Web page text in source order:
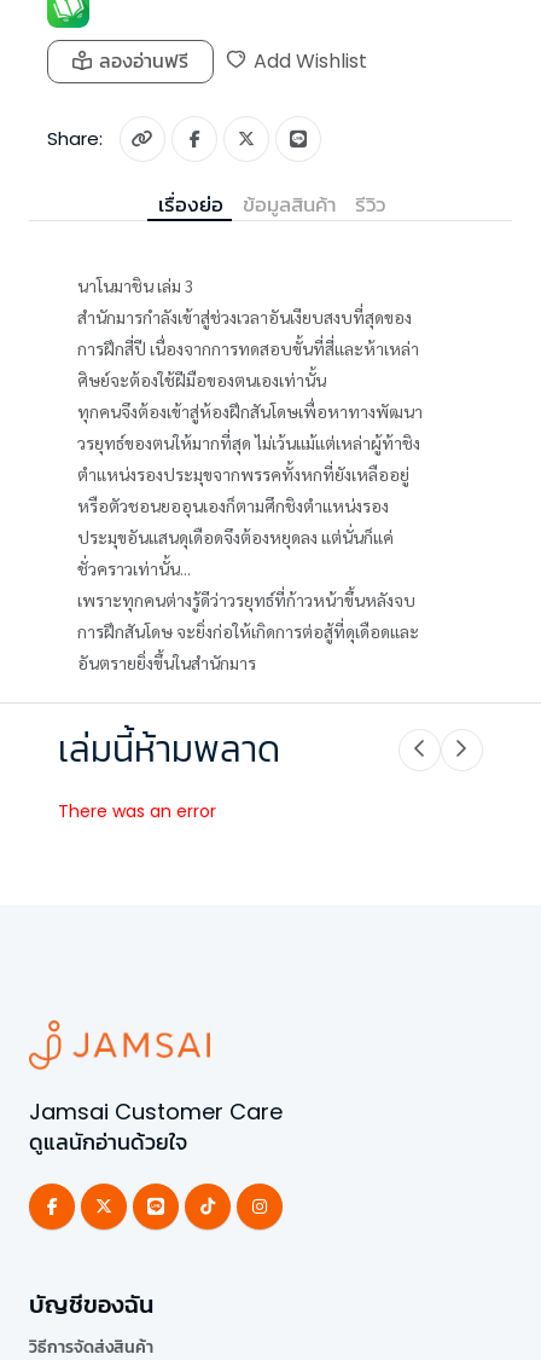
ลองอ่านฟรี Add Wishlist
Share:
เรื่องย่อ ข้อมูลสินค้า รีวิว
นาโนมาชิน เล่ม 3
สำนักมารกำลังเข้าสู่ช่วงเวลาอันเงียบสงบที่สุดของ
การฝึกสี่ปี เนื่องจากการทดสอบขั้นที่สี่และห้าเหล่า
ศิษย์จะต้องใช้ฝีมือของตนเองเท่านั้น
ทุกคนจึงต้องเข้าสู่ห้องฝึกสันโดษเพื่อหาทางพัฒนา
วรยุทธ์ของตนให้มากที่สุด ไม่เว้นแม้แต่เหล่าผู้ท้าชิง
ตำแหน่งรองประมุขจากพรรคทั้งหกที่ยังเหลืออยู่
หรือตัวชอนยออุนเองก็ตามศึกชิงตำแหน่งรอง
ประมุขอันแสนดุเดือดจึงต้องหยุดลง แต่นั่นก็แค่
ชั่วคราวเท่านั้น...
เพราะทุกคนต่างรู้ดีว่าวรยุทธ์ที่ก้าวหน้าขึ้นหลังจบ
การฝึกสันโดษ จะยิ่งก่อให้เกิดการต่อสู้ที่ดุเดือดและ
อันตรายยิ่งขึ้นในสำนักมาร
เล่มนี้ห้ามพลาด
There was an error
Jamsai Customer Care
ดูแลนักอ่านด้วยใจ
บัญชีของฉัน
วิธีการจัดส่งสินค้า